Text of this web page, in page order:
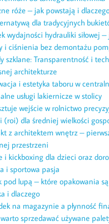
róże – jak powstają i
dla tradycyjnych
wydajności hydrauliki siłowej
i ciśnienia bez demontażu
szklane: Transparentność i
architekturze
i estetyka taboru w
usługi lakiernicze w stolicy
wejście w rolnictwo
(roi) dla średniej wielkości
z architektem wnętrz –
przestrzeni
i kickboxing dla dzieci oraz
i sportowa pasja
pod lupą – które opakowania
i dlaczego
na magazynie a płynność
sprzedawać używane